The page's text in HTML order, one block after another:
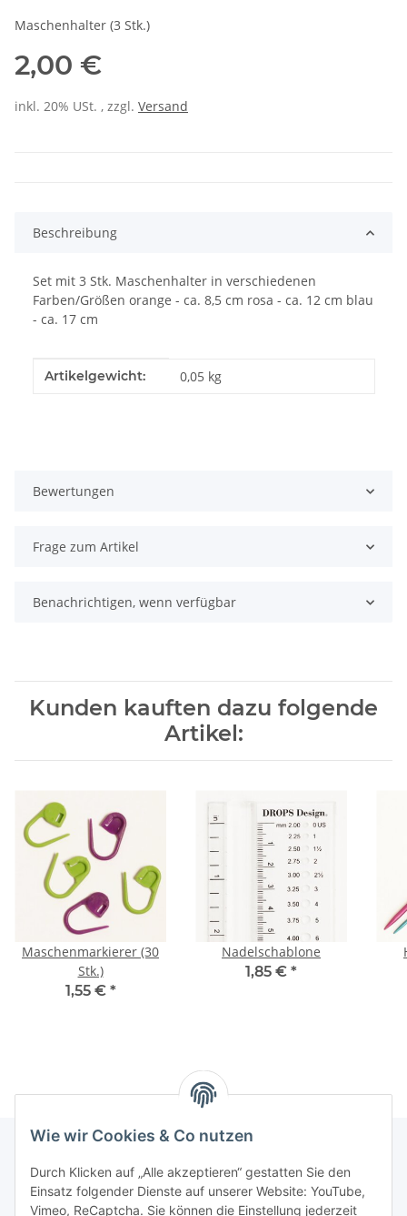
Wie wir Cookies & Co nutzen
Durch Klicken auf „Alle akzeptieren“ gestatten Sie den
Einsatz folgender Dienste auf unserer Website: YouTube,
Vimeo, ReCaptcha. Sie können die Einstellung jederzeit
Maschenhalter (3 Stk.)
2,00 €
inkl. 20% USt. , zzgl. Versand
Beschreibung
Set mit 3 Stk. Maschenhalter in verschiedenen
Farben/Größen orange - ca. 8,5 cm rosa - ca. 12 cm blau
- ca. 17 cm
Produkteigenschaft
Wert
Artikelgewicht: 0,05 kg
Bewertungen
Frage zum Artikel
Benachrichtigen, wenn verfügbar
Kunden kauften dazu folgende
Artikel:
Maschenmarkierer (30
Stk.)
1,55 € *
Nadelschablone
1,85 € *
Informationen